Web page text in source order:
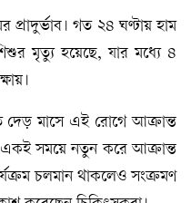
প্রাদুর্ভাব। গত ২৪ ঘণ্টায় হাম
মৃত্যু হয়েছে, যার মধ্যে ৪
দেড় মাসে এই রোগে আক্রান্ত
একই সময়ে নতুন করে আক্রান্ত
চলমান থাকলেও সংক্রমণ